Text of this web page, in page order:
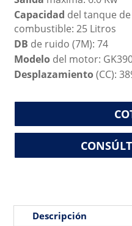
Capacidad del tanque de
combustible: 25 Litros
DB de ruido (7M): 74
Modelo del motor:
Desplazamiento(CC):
Descripción